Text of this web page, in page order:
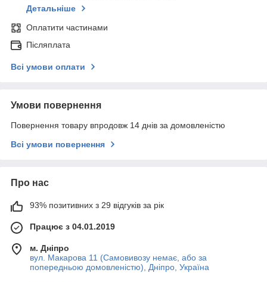
Детальніше
Оплатити частинами
Післяплата
Всі умови оплати
Умови повернення
Повернення товару впродовж 14 днів за домовленістю
Всі умови повернення
Про нас
93% позитивних з 29 відгуків за рік
Працює з 04.01.2019
м. Дніпро
вул. Макарова 11 (Самовивозу немає, або за
попередньою домовленістю), Дніпро, Україна